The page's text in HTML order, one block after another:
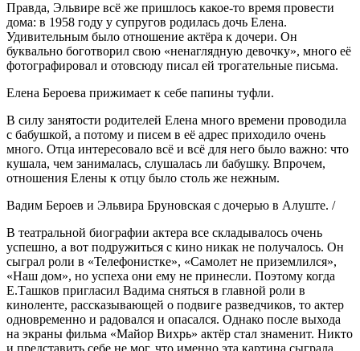
Правда, Эльвире всё же пришлось какое-то время провести
дома: в 1958 году у супругов родилась дочь Елена.
Удивительным было отношение актёра к дочери. Он
буквально боготворил свою «ненаглядную девочку», много её
фотографировал и отовсюду писал ей трогательные письма.
Елена Бероева прижимает к себе папины туфли.
В силу занятости родителей Елена много времени проводила
с бабушкой, а потому и писем в её адрес приходило очень
много. Отца интересовало всё и всё для него было важно: что
кушала, чем занималась, слушалась ли бабушку. Впрочем,
отношения Елены к отцу было столь же нежным.
Вадим Бероев и Эльвира Бруновская с дочерью в Алуште. /
В театральной биографии актера все складывалось очень
успешно, а вот подружиться с кино никак не получалось. Он
сыграл роли в «Телефонистке», «Самолет не приземлился»,
«Наш дом», но успеха они ему не принесли. Поэтому когда
Е.Ташков пригласил Вадима сняться в главной роли в
киноленте, рассказывающей о подвиге разведчиков, то актер
одновременно и радовался и опасался. Однако после выхода
на экраны фильма «Майор Вихрь» актёр стал знаменит. Никто